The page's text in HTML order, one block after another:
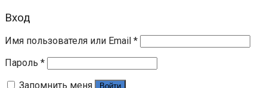
Вход
Имя пользователя или Email *
Пароль *
Запомнить меня
Войти